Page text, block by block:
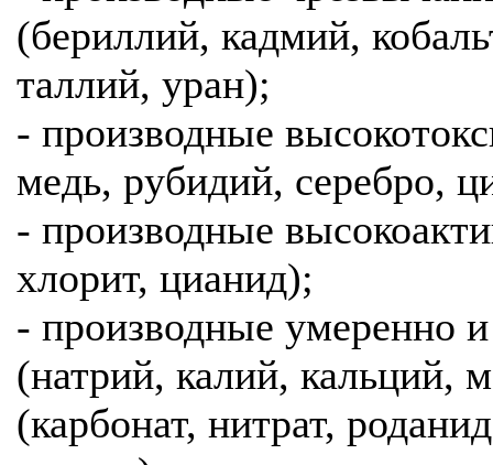
(бериллий, кадмий,
таллий, уран);
- производные
медь, рубидий, серебро,
- производные
хлорит, цианид);
- производные умеренно
(натрий, калий, кальций,
(карбонат, нитрат,